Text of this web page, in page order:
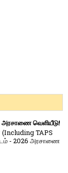
அரசாணை வெளியீடு!
TAPS
- 2026 அரசாணை